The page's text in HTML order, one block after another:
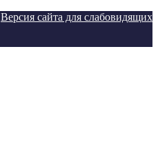
Версия сайта для слабовидящих